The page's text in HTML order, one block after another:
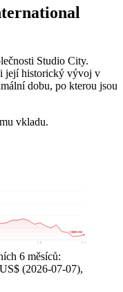
Studio City.
i její historický vývoj v
dobu, po kterou jsou
vkladu.
1. 6. 7. 7.
1,9000 US$
6 měsíců:
(2026-07-07),